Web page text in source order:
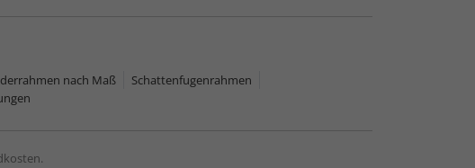
nach Maß
Schattenfugenrahmen